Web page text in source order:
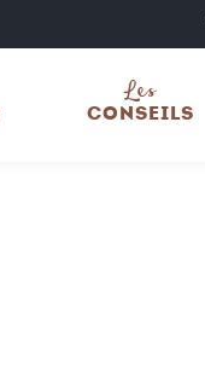
Les
CONSEILS